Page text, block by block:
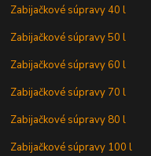
Zabijačkové súpravy 40 l
Zabijačkové súpravy 50 l
Zabijačkové súpravy 60 l
Zabijačkové súpravy 70 l
Zabijačkové súpravy 80 l
Zabijačkové súpravy 100 l